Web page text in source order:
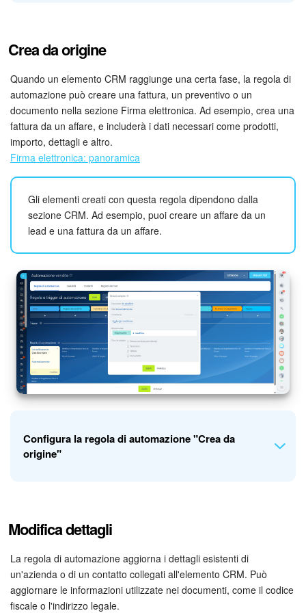
prodotti.
Questo trigger non ha impostazioni extra. Completa solo
quelle standard: imposta le condizioni, personalizza il nome,
scegli il nome da utilizzare per il cambio di fase e decidi se
Quando viene ricevuto un pagamento, il trigger sposta
l'affare alla faseConsegna prodotto
. Il modulo dell'elemento
CRM mostra lo stato del pagamento e il registro del cambio
di fase.
Crea da origine
Quando un elemento CRM raggiunge una certa fase, la regola di
automazione può creare una fattura, un preventivo o un
documento nella sezione Firma elettronica. Ad esempio, crea una
fattura da un affare, e includerà i dati necessari come prodotti,
importo, dettagli e altro.
Firma elettronica: panoramica
Gli elementi creati con questa regola dipendono dalla
sezione CRM. Ad esempio, puoi creare un affare da un
lead e una fattura da un affare.
Configura la regola di automazione "Crea da
origine"
Fattura finale. Quando un affare passa a questa fase, la
regola creerà una fattura da essa.
Persona responsabile . Scegli quale dipendente sarà
responsabile del nuovo elemento. Per impostazione
predefinita, è la persona responsabile dell'affare di origine.
Modifica dettagli
La regola di automazione aggiorna i dettagli esistenti di
un'azienda o di un contatto collegati all'elemento CRM. Può
aggiornare le informazioni utilizzate nei documenti, come il codice
fiscale o l'indirizzo legale.